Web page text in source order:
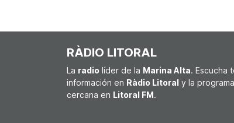
RÀDIO LITORAL
La radio líder de la Marina Alta. Escucha
información en Ràdio Litoral y la
cercana en Litoral FM.